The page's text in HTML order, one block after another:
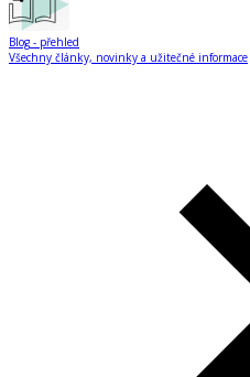
Blog - přehled
Všechny články, novinky a užitečné informace